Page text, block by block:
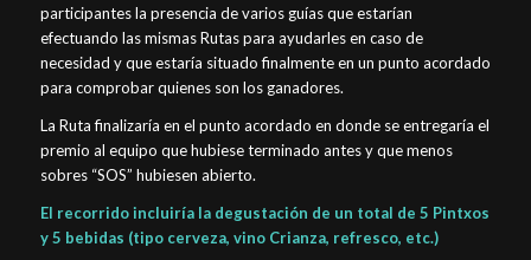
participantes la presencia de varios guías que estarían
efectuando las mismas Rutas para ayudarles en caso de
necesidad y que estaría situado finalmente en un punto acordado
para comprobar quienes son los ganadores.
La Ruta finalizaría en el punto acordado en donde se entregaría el
premio al equipo que hubiese terminado antes y que menos
sobres “SOS” hubiesen abierto.
El recorrido incluiría la degustación de un total de 5 Pintxos
y 5 bebidas (tipo cerveza, vino Crianza, refresco, etc.)